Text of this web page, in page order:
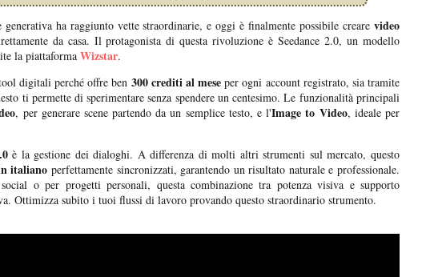
ha raggiunto vette straordinarie, e oggi è finalmente possibile creare video
da casa. Il protagonista di questa rivoluzione è Seedance 2.0, un modello
la piattaforma Wizstar.
digitali perché offre ben 300 crediti al meseper ogni account registrato, sia tramite
ti permette di sperimentare senza spendere un centesimo. Le funzionalità principali
, per generare scene partendo da un semplice testo, e l'Image to Video, ideale per
è la gestione dei dialoghi. A differenza di molti altri strumenti sul mercato, questo
italiano perfettamente sincronizzati, garantendo un risultato naturale e professionale.
o per progetti personali, questa combinazione tra potenza visiva e supporto
Ottimizza subito i tuoi flussi di lavoro provando questo straordinario strumento.